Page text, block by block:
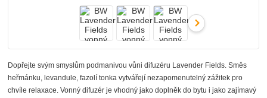
Dopřejte svým smyslům podmanivou vůni difuzéru Lavender Fields. Směs
heřmánku, levandule, fazolí tonka vytvářejí nezapomenutelný zážitek pro
chvíle relaxace. Vonný difuzér je vhodný jako doplněk do bytu i jako zajímavý